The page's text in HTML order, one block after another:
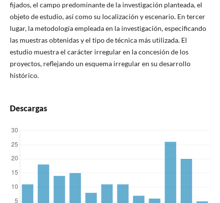
fijados, el campo predominante de la investigación planteada, el
objeto de estudio, así como su localización y escenario. En tercer
lugar, la metodología empleada en la investigación, especificando
las muestras obtenidas y el tipo de técnica más utilizada. El
estudio muestra el carácter irregular en la concesión de los
proyectos, reflejando un esquema irregular en su desarrollo
histórico.
Descargas